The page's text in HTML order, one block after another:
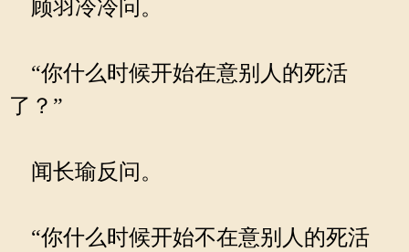
顾羽冷冷问。
“你什么时候开始在意别人的死活
了？”
闻长瑜反问。
“你什么时候开始不在意别人的死活